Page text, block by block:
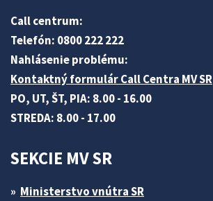
Call centrum:
Telefón: 0800 222 222
Nahlásenie problému:
Kontaktný formulár Call Centra MV SR
PO, UT, ŠT, PIA: 8.00 - 16.00
STREDA: 8.00 - 17.00
SEKCIE MV SR
Ministerstvo vnútra SR